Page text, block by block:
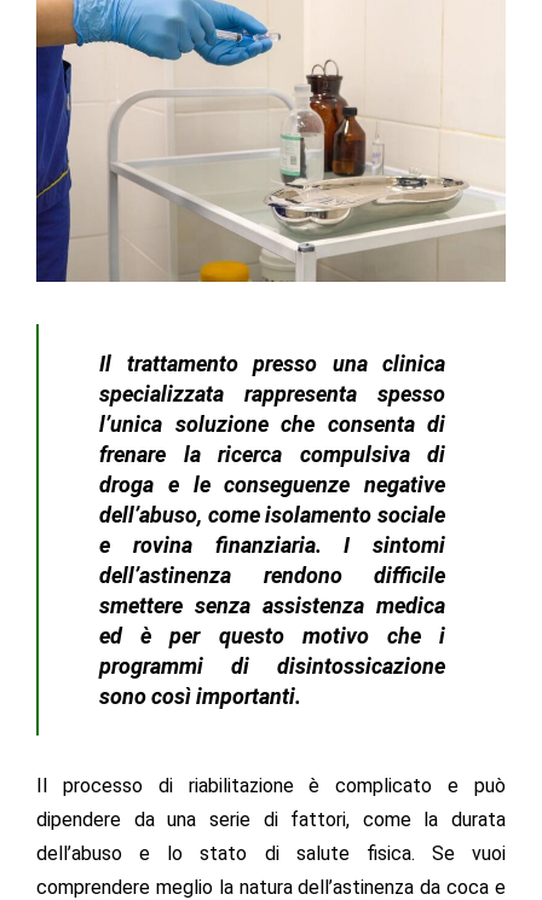
Il trattamento presso una clinica
specializzata rappresenta spesso
l’unica soluzione che consenta di
frenare la ricerca compulsiva di
droga e le conseguenze negative
dell’abuso, come isolamento sociale
e rovina finanziaria. I sintomi
dell’astinenza rendono difficile
smettere senza assistenza medica
ed è per questo motivo che i
programmi di disintossicazione
sono così importanti.
Il processo di riabilitazione è complicato e può
dipendere da una serie di fattori, come la durata
dell’abuso e lo stato di salute fisica. Se vuoi
comprendere meglio la natura dell’astinenza da coca e